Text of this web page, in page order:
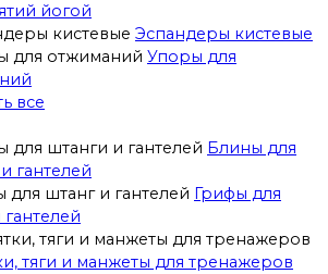
йогой
Эспандеры кистевые
Упоры для
все
Блины для
гантелей
Грифы для
тяги и манжеты для тренажеров